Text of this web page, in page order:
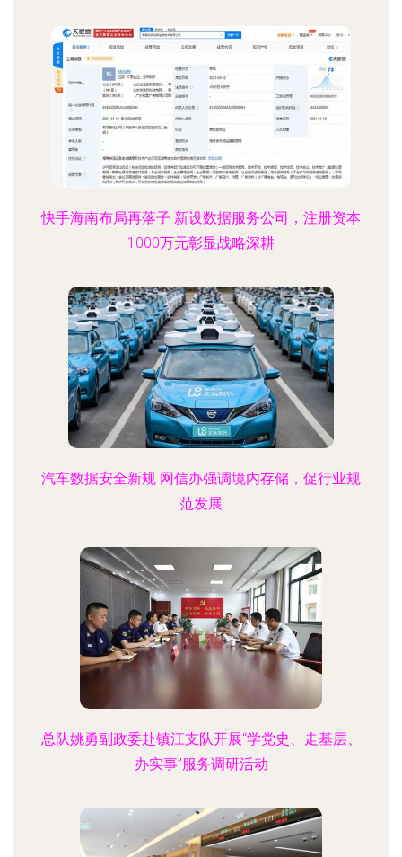
快手海南布局再落子 新设数据服务公司，注册资本
1000万元彰显战略深耕
汽车数据安全新规 网信办强调境内存储，促行业规
范发展
总队姚勇副政委赴镇江支队开展“学党史、走基层、
办实事”服务调研活动